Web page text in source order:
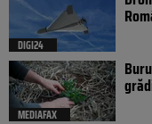
DIGI24
MEDIAFAX